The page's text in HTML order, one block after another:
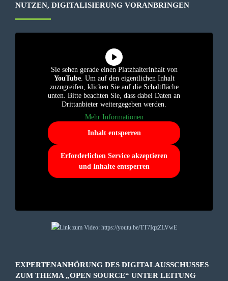
NUTZEN, DIGITALISIERUNG VORANBRINGEN
Sie sehen gerade einen Platzhalterinhalt von
YouTube. Um auf den eigentlichen Inhalt
zuzugreifen, klicken Sie auf die Schaltfläche
unten. Bitte beachten Sie, dass dabei Daten an
Drittanbieter weitergegeben werden.
Mehr Informationen
Inhalt entsperren
Erforderlichen Service akzeptieren
und Inhalte entsperren
EXPERTENANHÖRUNG DES DIGITALAUSSCHUSSES
ZUM THEMA „OPEN SOURCE“ UNTER LEITUNG